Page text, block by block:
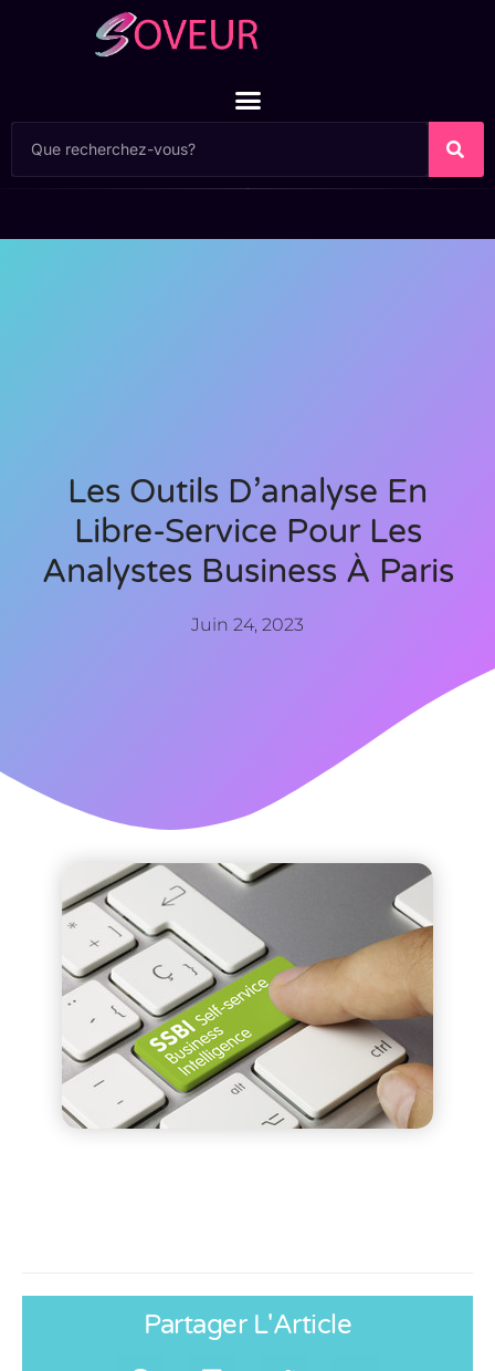
Les Outils D’analyse En
Libre-Service Pour Les
Analystes Business À Paris
Juin 24, 2023
Partager L'Article